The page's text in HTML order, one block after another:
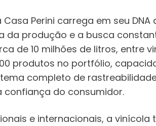
Perini carrega em seu
da produção e a busca
de 10 milhões de litros, entre
produtos no portfólio,
completo de
do consumidor.
e internacionais, a vinícola